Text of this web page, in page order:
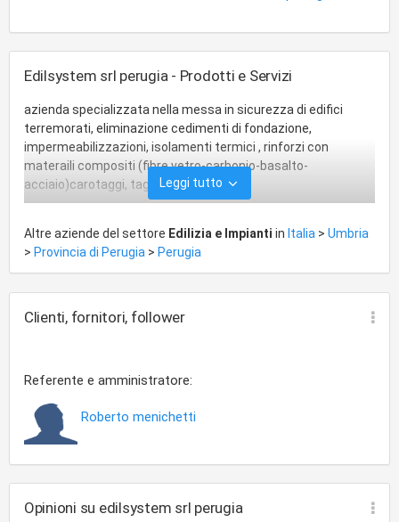
Edilsystem srl perugia - Prodotti e Servizi
azienda specializzata nella messa in sicurezza di edifici
terremorati, eliminazione cedimenti di fondazione,
impermeabilizzazioni, isolamenti termici , rinforzi con
materaili compositi (fibre vetro-carbonio-basalto-
acciaio)carotaggi, taglio murature
Leggi tutto
Altre aziende del settore Edilizia e Impianti in Italia > Umbria
> Provincia di Perugia > Perugia
Clienti, fornitori, follower
Referente e amministratore:
Roberto menichetti
Opinioni su edilsystem srl perugia